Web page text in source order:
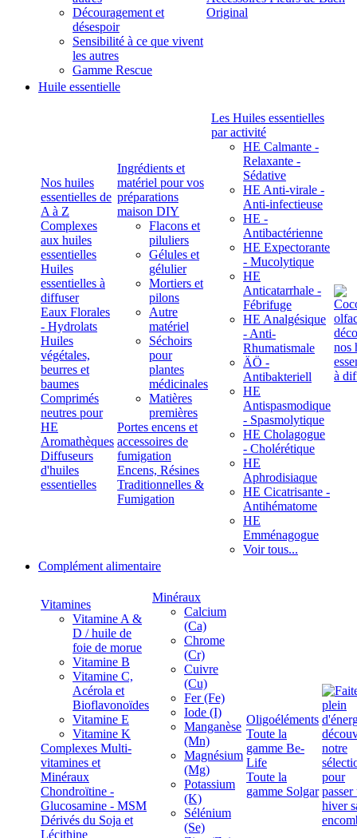
Découragement et
désespoir
Sensibilité à ce que vivent
les autres
Gamme Rescue
Original
Huile essentielle
Nos huiles
essentielles de
A à Z
Complexes
aux huiles
essentielles
Huiles
essentielles à
diffuser
Eaux Florales
- Hydrolats
Huiles
végétales,
beurres et
baumes
Comprimés
neutres pour
HE
Aromathèques
Diffuseurs
d'huiles
essentielles
Ingrédients et
matériel pour vos
préparations
maison DIY
Flacons et
piluliers
Gélules et
gélulier
Mortiers et
pilons
Autre
matériel
Séchoirs
pour
plantes
médicinales
Matières
premières
Portes encens et
accessoires de
fumigation
Encens, Résines
Traditionnelles &
Fumigation
Les Huiles essentielles
par activité
HE Calmante -
Relaxante -
Sédative
HE Anti-virale -
Anti-infectieuse
HE -
Antibactérienne
HE Expectorante
- Mucolytique
HE
Anticatarrhale -
Fébrifuge
HE Analgésique
- Anti-
Rhumatismale
ÄÖ -
Antibakteriell
HE
Antispasmodique
- Spasmolytique
HE Cholagogue
- Cholérétique
HE
Aphrodisiaque
HE Cicatrisante -
Antihématome
HE
Emménagogue
Voir tous...
Complément alimentaire
Vitamines
Vitamine A &
D / huile de
foie de morue
Vitamine B
Vitamine C,
Acérola et
Bioflavonoïdes
Vitamine E
Vitamine K
Complexes Multi-
vitamines et
Minéraux
Chondroïtine -
Glucosamine - MSM
Dérivés du Soja et
Lécithine
Minéraux
Calcium
(Ca)
Chrome
(Cr)
Cuivre
(Cu)
Fer (Fe)
Iode (I)
Manganèse
(Mn)
Magnésium
(Mg)
Potassium
(K)
Sélénium
(Se)
Oligoéléments
Toute la
gamme Be-
Life
Toute la
gamme Solgar